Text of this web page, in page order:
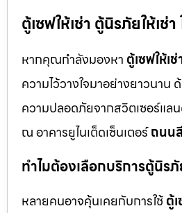
ตู้เซฟให้เช่า ตู้นิรภัยให้เ
หากคุณกำลังมองหา ตู้เซฟให้เ
ความไว้วางใจมาอย่างยาวนา
ความปลอดภัยจากสวิตเซอร์แ
ณ อาคารยูไนเต็ดเซ็นเตอร์ถนน
ทำไมต้องเลือกบริการตู้นิร
หลายคนอาจคุ้นเคยกับการใช้ตู้